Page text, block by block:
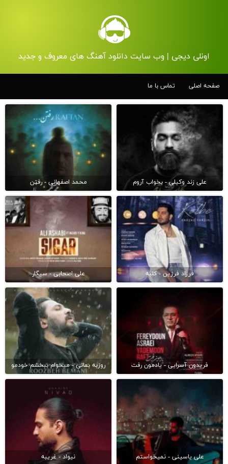
اونلی دیجی | وب سایت دانلود آهنگ های معروف و جدید
صفحه اصلی تماس با ما
علی زند وکیلی - بخواب آروم محمد اصفهانی - رفتن
فرزاد فرزین - کلبه علی اصحابی - سیگار
فریدون آسرایی - یادمون رفت روزبه بمانی - میخوام ببخشم خودمو
علی یاسینی - نمیخواستم نیواد - غریبه